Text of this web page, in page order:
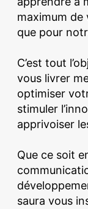
maximum de
que pour
C’est tout
vous livrer
optimiser
stimuler
apprivoiser
Que ce soit
saura vous